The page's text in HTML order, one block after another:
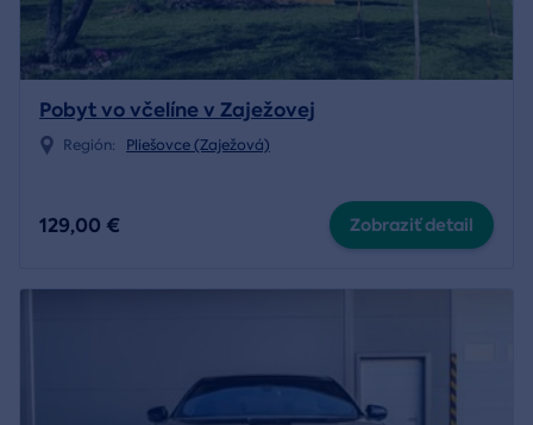
Pobyt vo včelíne v Zaježovej
Región: Pliešovce (Zaježová)
129,00 € Zobraziť detail